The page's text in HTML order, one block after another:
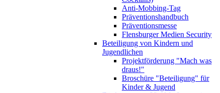
Anti-Mobbing-Tag
Präventionshandbuch
Präventionsmesse
Flensburger Medien Security
Beteiligung von Kindern und
Jugendlichen
Projektförderung "Mach was
draus!"
Broschüre "Beteiligung" für
Kinder & Jugend